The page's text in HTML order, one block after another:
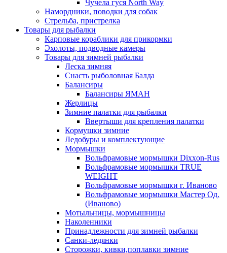
Чучела гуся North Way
Намордники, поводки для собак
Стрельба, пристрелка
Товары для рыбалки
Карповые кораблики для прикормки
Эхолоты, подводные камеры
Товары для зимней рыбалки
Леска зимняя
Снасть рыболовная Балда
Балансиры
Балансиры ЯМАН
Жерлицы
Зимние палатки для рыбалки
Ввертыши для крепления палатки
Кормушки зимние
Ледобуры и комплектующие
Мормышки
Вольфрамовые мормышки Dixxon-Rus
Вольфрамовые мормышки TRUE
WEIGHT
Вольфрамовые мормышки г. Иваново
Вольфрамовые мормышки Мастер Од.
(Иваново)
Мотыльницы, мормышницы
Наколенники
Принадлежности для зимней рыбалки
Санки-ледянки
Сторожки, кивки,поплавки зимние